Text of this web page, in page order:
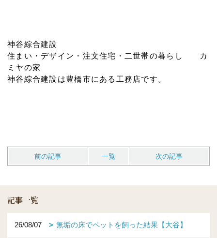
神谷綜合建設
住まい・デザイン・注文住宅・二世帯の暮らし カ
ミヤの家
神谷綜合建設は豊橋市にある工務店です。
前の記事 一覧 次の記事
記事一覧
26/08/07 無垢の床でペットを飼った結果【大谷】